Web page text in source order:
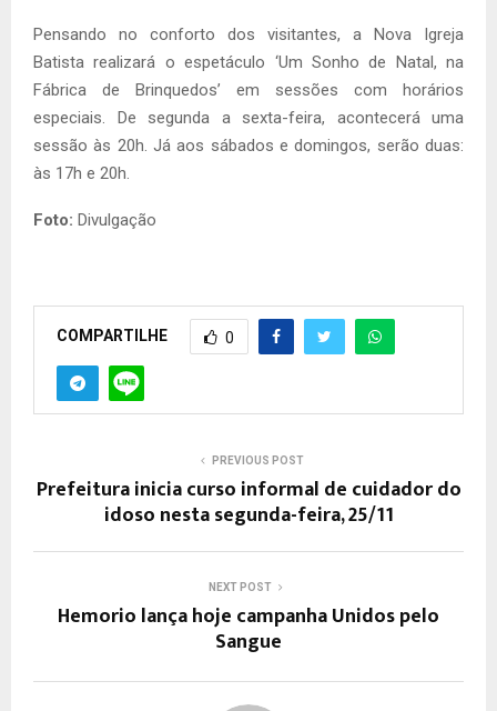
Pensando no conforto dos visitantes, a Nova Igreja
Batista realizará o espetáculo ‘Um Sonho de Natal, na
Fábrica de Brinquedos’ em sessões com horários
especiais. De segunda a sexta-feira, acontecerá uma
sessão às 20h. Já aos sábados e domingos, serão duas:
às 17h e 20h.
Foto: Divulgação
COMPARTILHE 0
PREVIOUS POST
Prefeitura inicia curso informal de cuidador do
idoso nesta segunda-feira, 25/11
NEXT POST
Hemorio lança hoje campanha Unidos pelo
Sangue